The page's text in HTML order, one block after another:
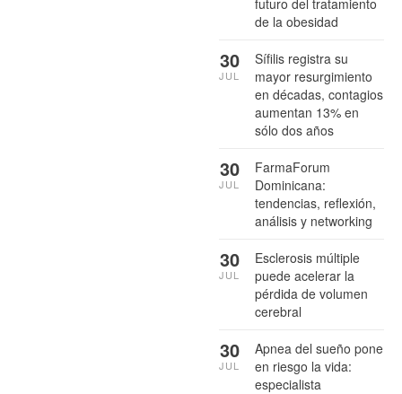
de la obesidad
Sífilis registra su
mayor resurgimiento
en décadas, contagios
aumentan 13% en
sólo dos años
30
JUL
FarmaForum
Dominicana:
tendencias, reflexión,
análisis y networking
30
JUL
Esclerosis múltiple
puede acelerar la
pérdida de volumen
cerebral
30
JUL
Apnea del sueño pone
en riesgo la vida:
especialista
30
JUL